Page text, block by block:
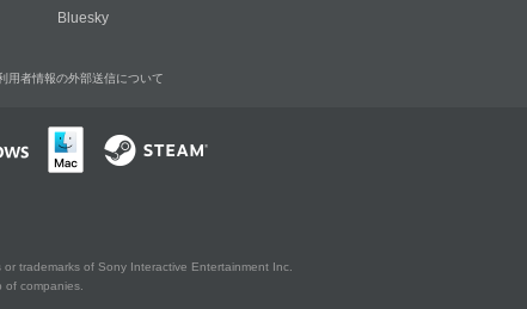
Bluesky
用者情報の外部送信について
trademarks of Sony Interactive Entertainment Inc.
companies.